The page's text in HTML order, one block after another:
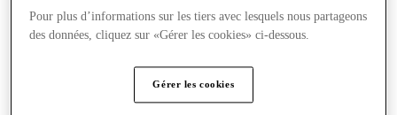
Services
Pour plus d’informations sur les tiers avec lesquels nous partageons
des données, cliquez sur «Gérer les cookies» ci-dessous.
Gérer les cookies